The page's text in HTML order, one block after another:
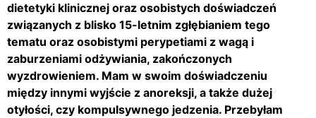
dietetyki klinicznej oraz osobistych doświadczeń
związanych z blisko 15-letnim zgłębianiem tego
tematu oraz osobistymi perypetiami z wagą i
zaburzeniami odżywiania, zakończonych
wyzdrowieniem. Mam w swoim doświadczeniu
między innymi wyjście z anoreksji, a także dużej
otyłości, czy kompulsywnego jedzenia. Przebyłam